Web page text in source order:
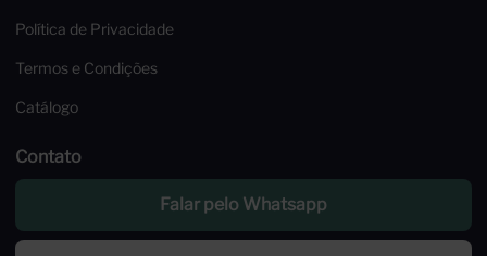
Política de Privacidade
Termos e Condições
Catálogo
Contato
Falar pelo Whatsapp